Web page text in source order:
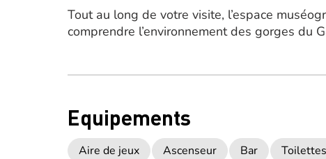
Tout au long de votre visite, l’espace
comprendre l’environnement des gorges du
Equipements
Aire de jeux Ascenseur Bar Toilettes